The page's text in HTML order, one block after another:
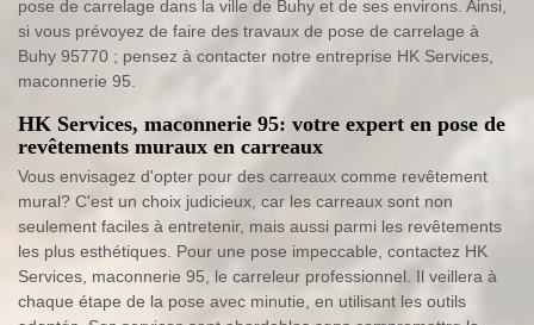
pose de carrelage dans la ville de Buhy et de ses environs. Ainsi,
si vous prévoyez de faire des travaux de pose de carrelage à
Buhy 95770 ; pensez à contacter notre entreprise HK Services,
maconnerie 95.
HK Services, maconnerie 95: votre expert en pose de
revêtements muraux en carreaux
Vous envisagez d'opter pour des carreaux comme revêtement
mural? C'est un choix judicieux, car les carreaux sont non
seulement faciles à entretenir, mais aussi parmi les revêtements
les plus esthétiques. Pour une pose impeccable, contactez HK
Services, maconnerie 95, le carreleur professionnel. Il veillera à
chaque étape de la pose avec minutie, en utilisant les outils